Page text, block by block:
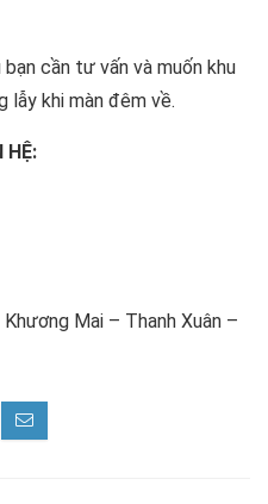
cần tư vấn và muốn khu
lẫy khi màn đêm về.
HỆ:
Mai – Thanh Xuân –